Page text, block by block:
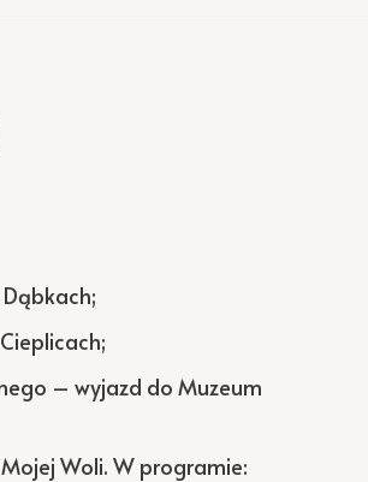
– wyjazd do Muzeum
Woli. W programie: